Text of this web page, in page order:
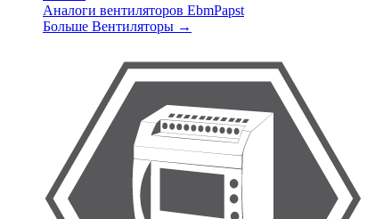
Аналоги вентиляторов EbmPapst
Больше Вентиляторы →